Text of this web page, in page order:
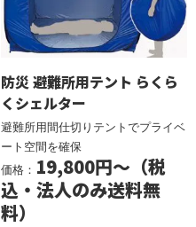
防災 避難所用テント らくら
くシェルター
避難所用間仕切りテントでプライベ
ート空間を確保
価格： 19,800円～（税
込・法人のみ送料無
料）